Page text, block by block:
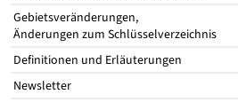
Gebietsveränderungen,
Änderungen zum Schlüsselverzeichnis
Definitionen und Erläuterungen
Newsletter